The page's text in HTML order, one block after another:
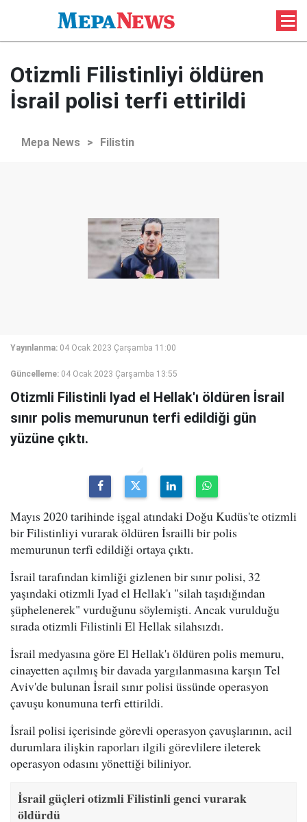
Otizmli Filistinliyi öldüren
İsrail polisi terfi ettirildi
Mepa News > Filistin
Yayınlanma: 04 Ocak 2023 Çarşamba 11:00
Güncelleme: 04 Ocak 2023 Çarşamba 13:55
Otizmli Filistinli Iyad el Hellak'ı öldüren İsrail
sınır polis memurunun terfi edildiği gün
yüzüne çıktı.
Mayıs 2020 tarihinde işgal atındaki Doğu Kudüs'te otizmli
bir Filistinliyi vurarak öldüren İsrailli bir polis
memurunun terfi edildiği ortaya çıktı.
İsrail tarafından kimliği gizlenen bir sınır polisi, 32
yaşındaki otizmli Iyad el Hellak'ı "silah taşıdığından
şüphelenerek" vurduğunu söylemişti. Ancak vurulduğu
sırada otizmli Filistinli El Hellak silahsızdı.
İsrail medyasına göre El Hellak'ı öldüren polis memuru,
cinayetten açılmış bir davada yargılanmasına karşın Tel
Aviv'de bulunan İsrail sınır polisi üssünde operasyon
çavuşu konumuna terfi ettirildi.
İsrail polisi içerisinde görevli operasyon çavuşlarının, acil
durumlara ilişkin raporları ilgili görevlilere ileterek
operasyon odasını yönettiği biliniyor.
İsrail güçleri otizmli Filistinli genci vurarak
öldürdü